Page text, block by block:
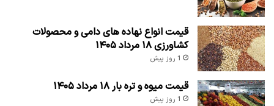
قیمت انواع نهاده های دامی و محصولات
کشاورزی ۱۸ مرداد ۱۴۰۵
1 روز پیش
قیمت میوه و تره بار ۱۸ مرداد ۱۴۰۵
1 روز پیش